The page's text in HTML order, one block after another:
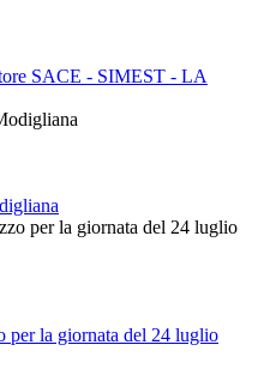
SACE - SIMEST - LA
per la giornata del 24 luglio